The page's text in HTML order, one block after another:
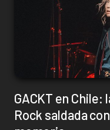
GACKT en
Rock saldada